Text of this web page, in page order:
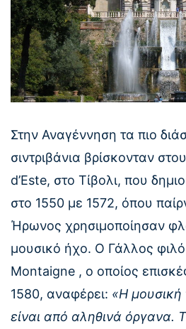
Στην Αναγέννηση τα πιο
σιντριβάνια βρίσκονταν
d’Este, στο Τίβολι, που
στο 1550 με 1572, όπου
Ήρωνος χρησιμοποίησαν
μουσικό ήχο. Ο Γάλλος
Montaigne , ο οποίος
1580, αναφέρει: «Η μουσική
είναι από αληθινά όργανα.